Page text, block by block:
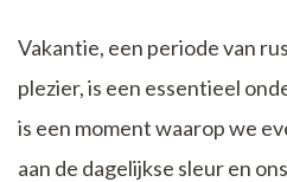
Vakantie, een periode van
plezier, is een essentieel
is een moment waarop we
aan de dagelijkse sleur en